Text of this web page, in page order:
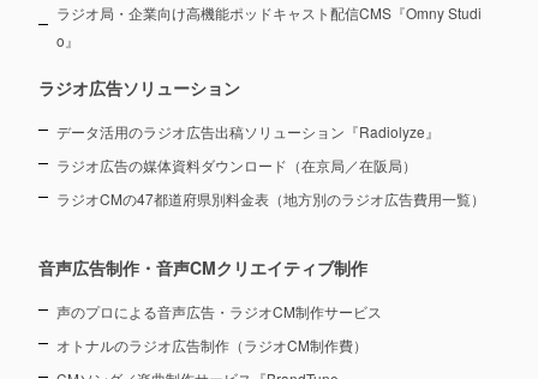
ラジオ局・企業向け高機能ポッドキャスト配信CMS『Omny Studi
o』
ラジオ広告ソリューション
データ活用のラジオ広告出稿ソリューション『Radiolyze』
ラジオ広告の媒体資料ダウンロード（在京局／在阪局）
ラジオCMの47都道府県別料金表（地方別のラジオ広告費用一覧）
音声広告制作・音声CMクリエイティブ制作
声のプロによる音声広告・ラジオCM制作サービス
オトナルのラジオ広告制作（ラジオCM制作費）